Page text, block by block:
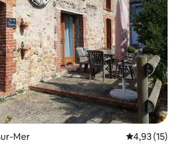
Mer Évaluation
4,93 (15)